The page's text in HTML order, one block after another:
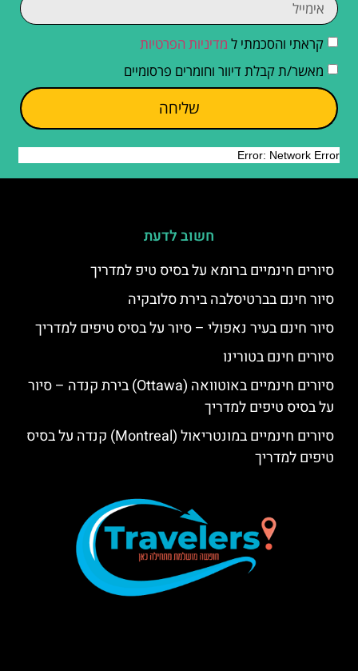
קראתי והסכמתי ל מדיניות הפרטיות
מאשר/ת קבלת דיוור וחומרים פרסומיים
שליחה
חשוב לדעת
סיורים חינמיים ברומא על בסיס טיפ למדריך
סיור חינם בברטיסלבה בירת סלובקיה
סיור חינם בעיר נאפולי – סיור על בסיס טיפים למדריך
סיורים חינם בטורינו
סיורים חינמיים באוטוואה (Ottawa) בירת קנדה – סיור
על בסיס טיפים למדריך
סיורים חינמיים במונטריאול (Montreal) קנדה על בסיס
טיפים למדריך